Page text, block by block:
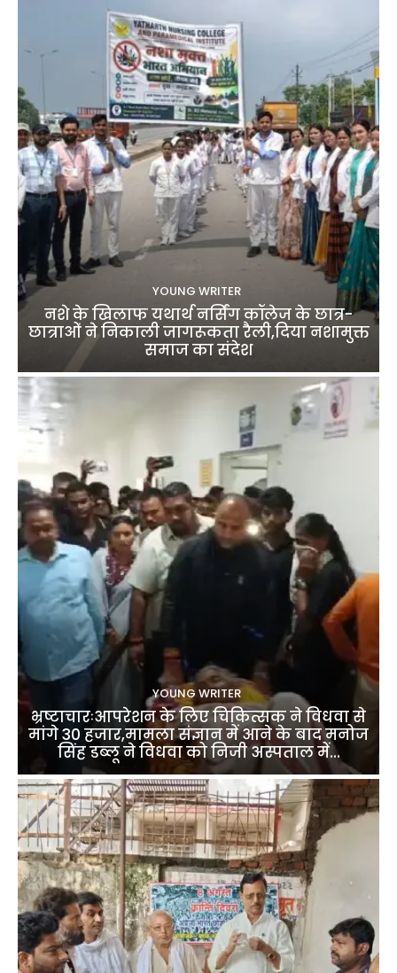
YOUNG WRITER
नशे के खिलाफ यथार्थ नर्सिंग कॉलेज के छात्र-
छात्राओं ने निकाली जागरूकता रैली,दिया नशामुक्त
समाज का संदेश
YOUNG WRITER
भ्रष्टाचारःआपरेशन के लिए चिकित्सक ने विधवा से
मांगे 30 हजार,मामला संज्ञान में आने के बाद मनोज
सिंह डब्लू ने विधवा को निजी अस्पताल में...